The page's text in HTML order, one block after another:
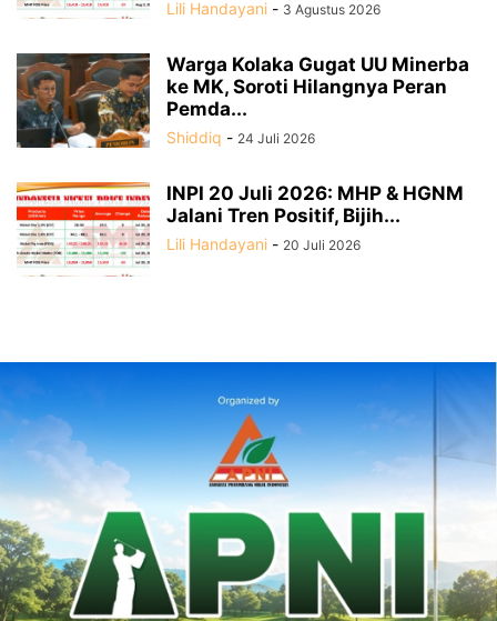
Lili Handayani - 3 Agustus 2026
Warga Kolaka Gugat UU Minerba
ke MK, Soroti Hilangnya Peran
Pemda...
Shiddiq - 24 Juli 2026
INPI 20 Juli 2026: MHP & HGNM
Jalani Tren Positif, Bijih...
Lili Handayani - 20 Juli 2026